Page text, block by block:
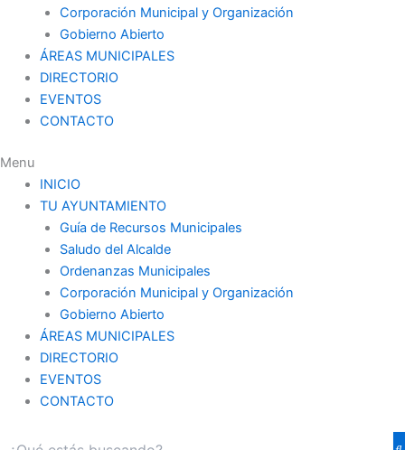
Corporación Municipal y Organización
Gobierno Abierto
ÁREAS MUNICIPALES
DIRECTORIO
EVENTOS
CONTACTO
Menu
INICIO
TU AYUNTAMIENTO
Guía de Recursos Municipales
Saludo del Alcalde
Ordenanzas Municipales
Corporación Municipal y Organización
Gobierno Abierto
ÁREAS MUNICIPALES
DIRECTORIO
EVENTOS
CONTACTO